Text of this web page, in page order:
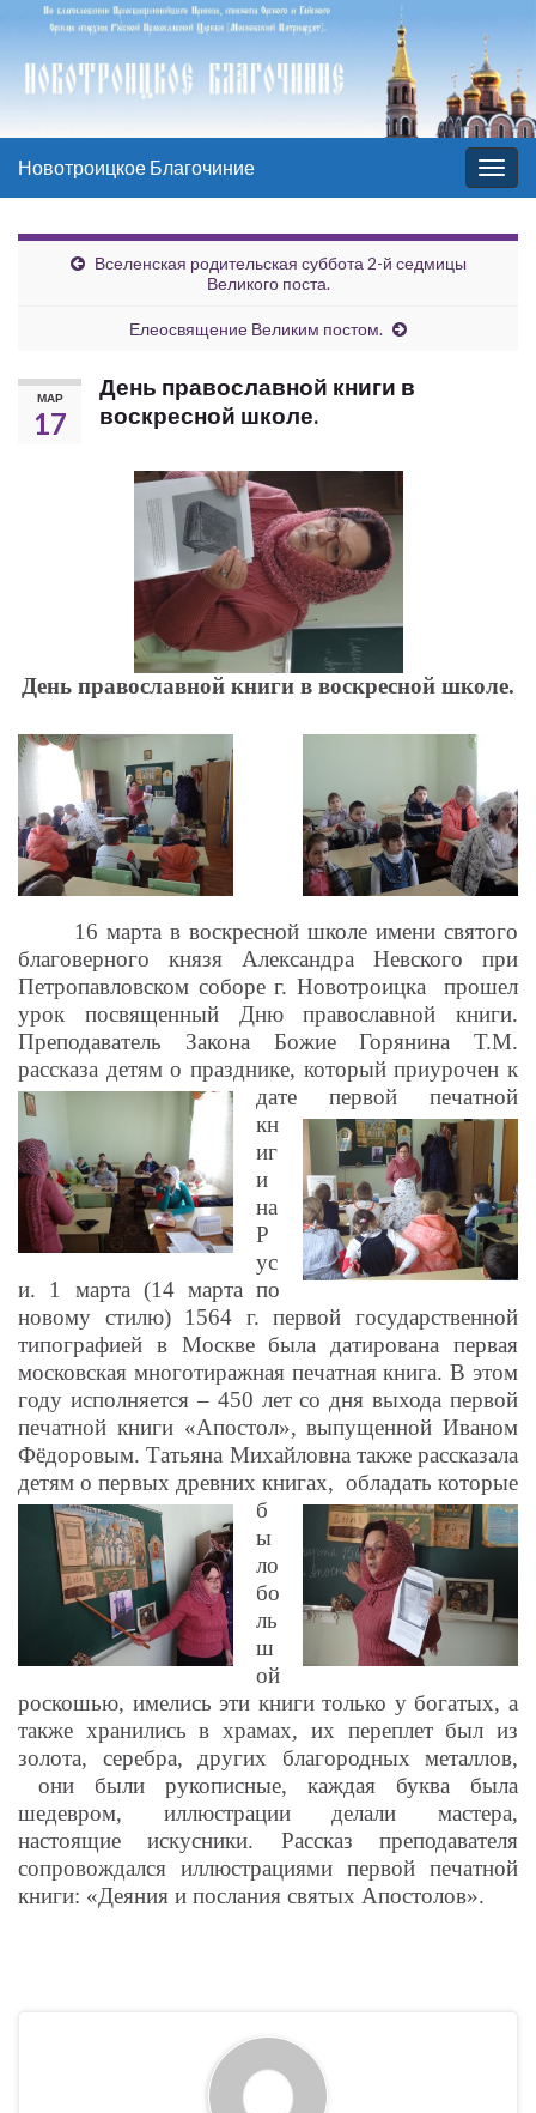
Вкл/
выкл
Новотроицкое Благочиние
Вселенская родительская суббота 2-й седмицы
Великого поста.
Елеосвящение Великим постом.
МАР
17
День православной книги в
воскресной школе.
День православной книги в воскресной школе.
16 марта в воскресной школе имени святого
благоверного князя Александра Невского при
Петропавловском соборе г. Новотроицка
прошел
урок посвященный Дню православной книги.
Преподаватель Закона Божие Горянина Т.М.
рассказа детям о празднике, который приурочен к
дате первой печатной
кн
иг
и
на
Р
ус
и. 1 марта (14 марта по
новому стилю) 1564 г. первой государственной
типографией в Москве была датирована первая
московская многотиражная печатная книга. В этом
году исполняется – 450 лет со дня выхода первой
печатной книги «Апостол», выпущенной Иваном
Фёдоровым. Татьяна Михайловна также рассказала
детям о первых древних книгах, обладать которые
б
ы
ло
бо
ль
ш
ой
роскошью, имелись эти книги только у богатых, а
также хранились в храмах, их переплет был из
золота, серебра, других благородных металлов,
они были рукописные, каждая буква была
шедевром, иллюстрации делали мастера,
настоящие искусники. Рассказ преподавателя
сопровождался иллюстрациями первой печатной
книги: «Деяния и послания святых Апостолов».